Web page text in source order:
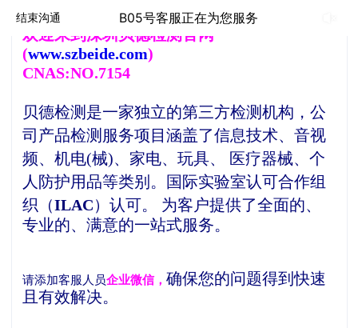
结束沟通 B05号客服正在为您服务
欢 迎来到深圳贝德检测官网
(www.szbeide.com)
CNAS:NO.7154
贝德检测是一家独立的第三方检测机构，公
司产品检测服务项目涵盖了信息技术、音视
频、机电(械)、家电、玩具、 医疗器械、个
人防护用品等类别。
国际实验室认可合作组
织（ILAC）认可。
为客户提供了全面的、
专业的、满意的一站式服务。
请添加客服人员企业微信，确保您的问题得到快速
且有效解决。